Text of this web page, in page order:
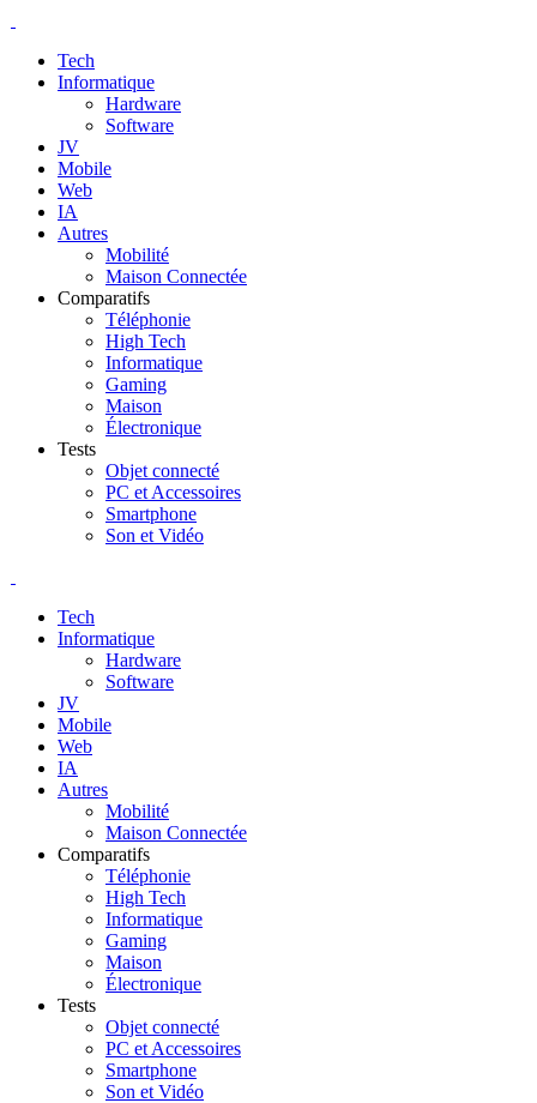
Tech
Informatique
Hardware
Software
JV
Mobile
Web
IA
Autres
Mobilité
Maison Connectée
Comparatifs
Téléphonie
High Tech
Informatique
Gaming
Maison
Électronique
Tests
Objet connecté
PC et Accessoires
Smartphone
Son et Vidéo
Tech
Informatique
Hardware
Software
JV
Mobile
Web
IA
Autres
Mobilité
Maison Connectée
Comparatifs
Téléphonie
High Tech
Informatique
Gaming
Maison
Électronique
Tests
Objet connecté
PC et Accessoires
Smartphone
Son et Vidéo